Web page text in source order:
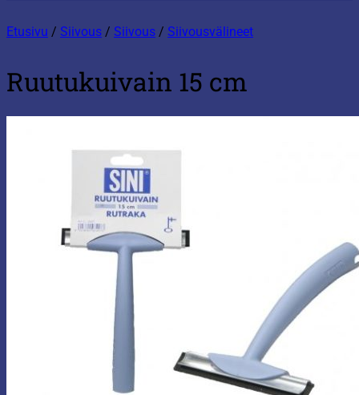
Etusivu / Siivous / Siivous / Siivousvälineet
Ruutukuivain 15 cm